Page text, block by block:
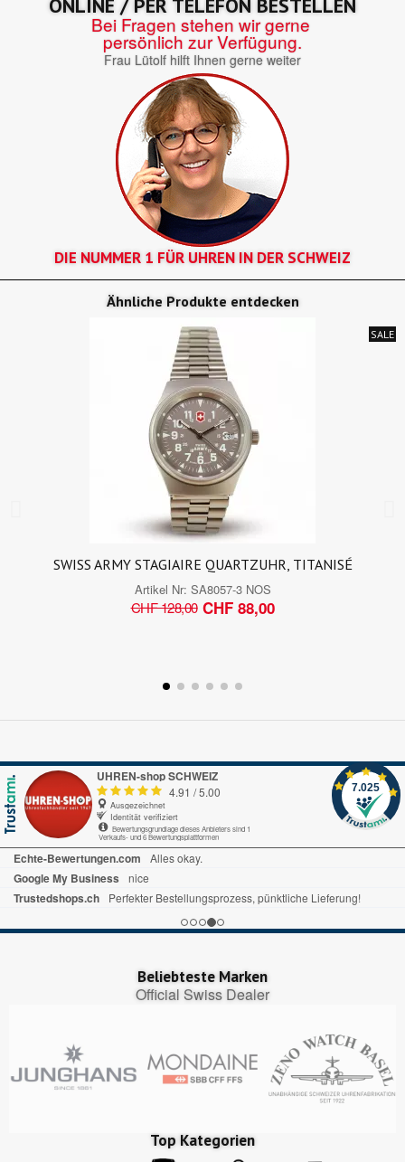
ONLINE / PER TELEFON BESTELLEN
Bei Fragen stehen wir gerne
persönlich zur Verfügung.
Frau Lütolf hilft Ihnen gerne weiter
DIE NUMMER 1 FÜR UHREN IN DER SCHWEIZ
Ähnliche Produkte entdecken
SALE
SWISS ARMY STAGIAIRE QUARTZUHR, TITANISÉ
Artikel Nr: SA8057-3 NOS
CHF 128,00 CHF 88,00
UHREN-shop SCHWEIZ
4.91 /5.00
Ausgezeichnet
Identität verifiziert
Bewertungsgrundlage dieses Anbieters sind 1
Verkaufs- und 6 Bewertungsplattformen
7.025
Trusted Shops.de Alles gut gelaufen
Trustedshops.ch ich habe schon mal bewertet alles war sehr gut ,prompte Lieferung bin zufrieden
Echte-Bewertungen.com Ist alles sehr übersichtlich. Bin sehr zufrieden.
Beliebteste Marken
Official Swiss Dealer
Top Kategorien